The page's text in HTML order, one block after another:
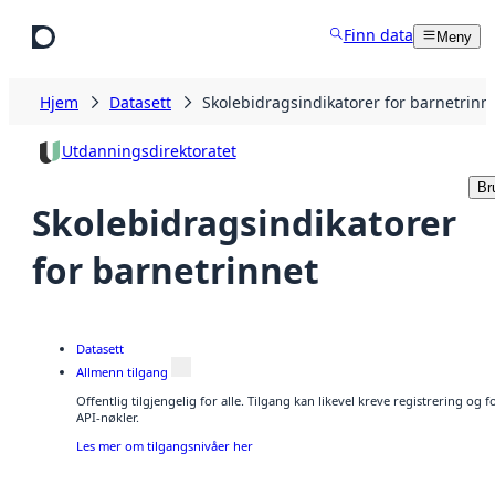
Finn data Meny
Hjem Datasett Skolebidragsindikatorer for
Utdanningsdirektoratet
Skolebidragsindikatorer
for barnetrinnet
Datasett
Allmenn tilgang
Offentlig tilgjengelig for alle. Tilgang kan likevel kreve registrering og
API-nøkler.
Les mer om tilgangsnivåer her